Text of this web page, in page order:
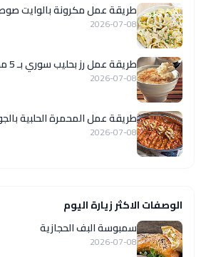
طريقة عمل مكرونة بالوايت
2026-07-08
طريقة عمل رز بحليب سوري بـ 5 مكونات
2026-07-08
طريقة عمل المحمرة الحلبية
2026-07-08
الوصفات الاكثر زيارة اليوم
سمبوسة البف الحجازية
2026-07-08